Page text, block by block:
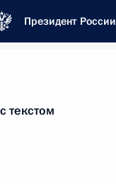
Президент России
Новости
текстом